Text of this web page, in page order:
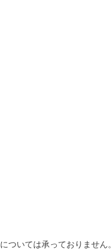
ついては承っておりません。